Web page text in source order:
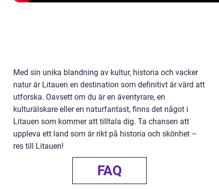
Med sin unika blandning av kultur, historia och vacker
natur är Litauen en destination som definitivt är värd att
utforska. Oavsett om du är en äventyrare, en
kulturälskare eller en naturfantast, finns det något i
Litauen som kommer att tilltala dig. Ta chansen att
uppleva ett land som är rikt på historia och skönhet –
res till Litauen!
FAQ